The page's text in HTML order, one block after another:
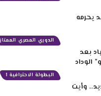
الدوري المصري الممتاز
البطولة الاحترافية 1
بعد
وأيت